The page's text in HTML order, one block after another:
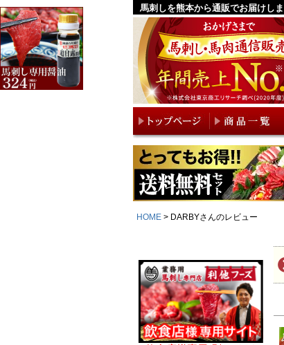
馬刺しを熊本から通販でお届けしま
HOME DARBYさんのレビュー